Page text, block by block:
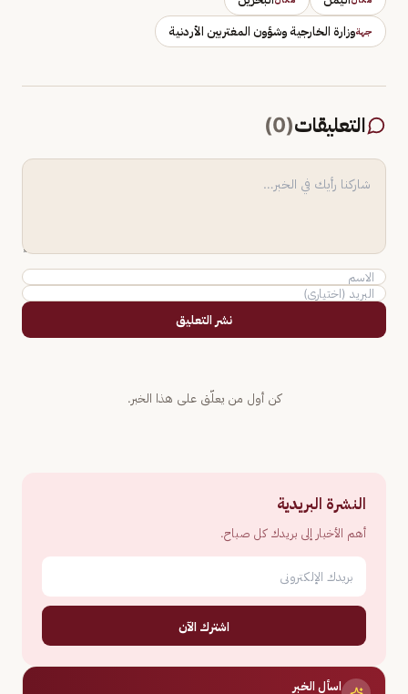
جهةوزارة الخارجية وشؤون المغتربين الأردنية
التعليقات(
0
)
نشر التعليق
كن أول من يعلّق على هذا الخبر.
النشرة البريدية
أهم الأخبار إلى بريدك كل صباح.
اشترك الآن
اسأل الخبر